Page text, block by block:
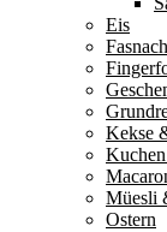
Eis
Kekse
Müesli
Ostern